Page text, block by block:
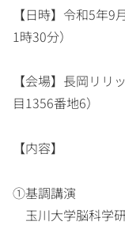
【日時】令和5年
1時30分）
【会場】長岡リ
目1356番地6）
【内容】
①基調講演
玉川大学脳科学